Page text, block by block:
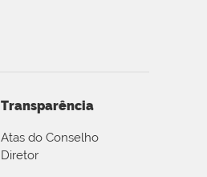
Transparência
Atas do Conselho
Diretor